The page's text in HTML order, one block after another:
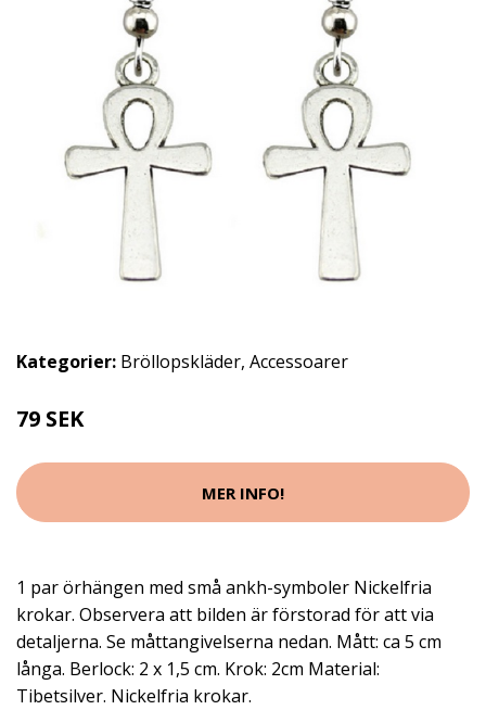
Kategorier: Bröllopskläder, Accessoarer
79 SEK
MER INFO!
1 par örhängen med små ankh-symboler Nickelfria
krokar. Observera att bilden är förstorad för att via
detaljerna. Se måttangivelserna nedan. Mått: ca 5 cm
långa. Berlock: 2 x 1,5 cm. Krok: 2cm Material:
Tibetsilver. Nickelfria krokar.